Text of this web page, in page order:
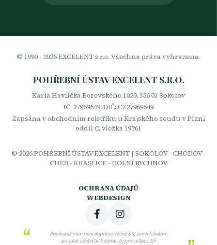
© 1990 - 2026EXCELENT s.r.o. Všechna práva vyhrazena.
POHŘEBNÍ ÚSTAV EXCELENT S.R.O.
Karla Havlíčka Borovského 1020, 356 01 Sokolov
IČ: 27969649, DIČ: CZ27969649
Zapsána v obchodním rejstříku u Krajského soudu v Plzni
oddíl C, vložka 19261
© 2026POHŘEBNÍ ÚSTAV EXCELENT | SOKOLOV - CHODOV -
CHEB - KRASLICE - DOLNÍ RYCHNOV
OCHRANA ÚDAJŮ
WEBDESIGN